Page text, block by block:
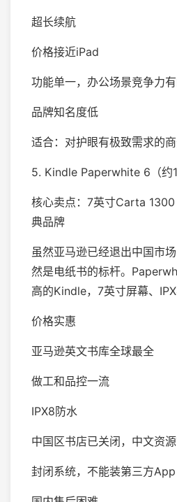
超长续航
价格接近iPad
功能单一，办公场景竞争力
品牌知名度低
适合：对护眼有极致需求的
5. Kindle Paperwhite 6（约
核心卖点：7英寸Carta
典品牌
虽然亚马逊已经退出中国市
然是电纸书的标杆。
高的Kindle，7英寸屏幕、
价格实惠
亚马逊英文书库全球最全
做工和品控一流
IPX8防水
中国区书店已关闭，中文资
封闭系统，不能装第三方App